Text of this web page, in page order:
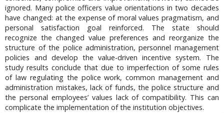
ignored. Many police officers value orientations in two decades
have changed: at the expense of moral values pragmatism, and
personal satisfaction goal reinforced. The state should
recognize the changed value preferences and reorganize the
structure of the police administration, personnel management
policies and develop the value-driven incentive system. The
study results conclude that due to imperfection of some rules
of law regulating the police work, common management and
administration mistakes, lack of funds, the police structure and
the personal employees’ values lack of compatibility. This can
complicate the implementation of the institution objectives.